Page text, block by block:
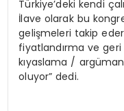
Türkiye’deki kendi
İlave olarak bu
gelişmeleri takip
fiyatlandırma ve
kıyaslama /
oluyor” dedi.